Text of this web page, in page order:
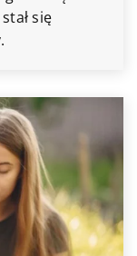
się